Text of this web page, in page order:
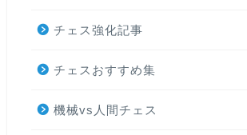
チェス強化記事
チェスおすすめ集
機械vs人間チェス